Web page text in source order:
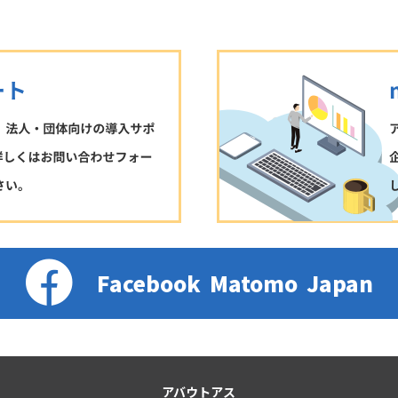
Facebook Matomo Japan
アバウトアス